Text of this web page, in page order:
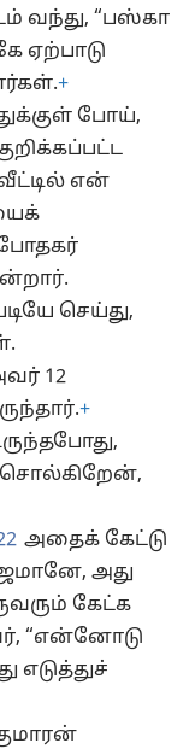
வந்து, “பஸ்கா
ஏற்பாடு
+
போய்,
என்
செய்து,
12
+
அதைக் கேட்டு
அது
கேட்க
“என்னோடு
எடுத்துச்